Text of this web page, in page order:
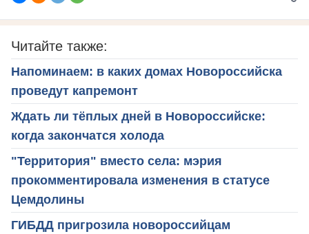
Читайте также:
Напоминаем: в каких домах Новороссийска
проведут капремонт
Ждать ли тёплых дней в Новороссийске:
когда закончатся холода
"Территория" вместо села: мэрия
прокомментировала изменения в статусе
Цемдолины
ГИБДД пригрозила новороссийцам